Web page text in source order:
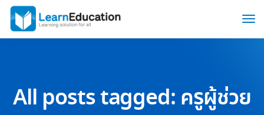
All posts tagged: ครูผู้ช่วย